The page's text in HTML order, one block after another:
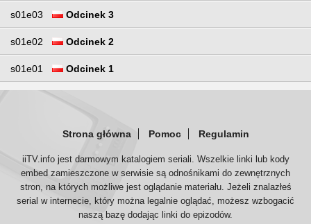
s01e03 Odcinek 3
s01e02 Odcinek 2
s01e01 Odcinek 1
Strona główna Pomoc Regulamin
iiTV.info jest darmowym katalogiem seriali. Wszelkie linki lub kody
embed zamieszczone w serwisie są odnośnikami do zewnętrznych
stron, na których możliwe jest oglądanie materiału. Jeżeli znalazłeś
serial w internecie, który można legalnie oglądać, możesz wzbogacić
naszą bazę dodając linki do epizodów.